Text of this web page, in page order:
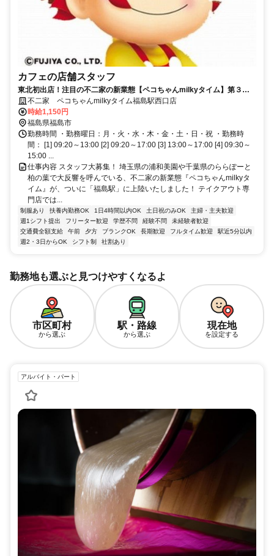
カフェの店舗スタッフ
東北初出店！注目の不二家の新業態【ペコちゃんmilkyタイム】第３号
店が福島駅西口に2026年7月OPEN!!
不二家 ペコちゃんmilkyタイム福島駅西口店
時給1,150円
福島県福島市
勤務時間 ・勤務曜日：月・火・水・木・金・土・日・祝 ・勤務時
間： [1] 09:20～13:00 [2] 09:20～17:00 [3] 13:00～17:00 [4] 09:30～
15:00 ...
仕事内容 スタッフ大募集！ 埼玉県の浦和美園や千葉県のららぽーと
柏の葉で大反響を呼んでいる、不二家の新業態『ペコちゃんmilkyタ
イム』が、ついに「福島駅」に上陸いたしました！ テイクアウト専
門店では...
制服あり 扶養内勤務OK 1日4時間以内OK 土日祝のみOK
主婦・主夫歓迎
週1シフト提出
フリーター歓迎 学歴不問 経験不問
未経験者歓迎
交通費全額支給
午前 夕方 ブランクOK 長期歓迎 フルタイム歓迎
駅近5分以内
週2・3日からOK
シフト制 社割あり
勤務地も選ぶと見つけやすくなるよ
市区町村
から選ぶ
駅・路線
から選ぶ
現在地
を設定する
アルバイト・パート